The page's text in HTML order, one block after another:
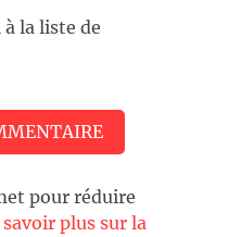
la liste de
pour réduire
savoir plus sur la